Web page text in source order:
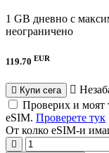
1 GB дневно с
неограничено
119.70 EUR
Купи сега
Проверих и моят
eSIM. Проверете тук
От колко eSIM-и